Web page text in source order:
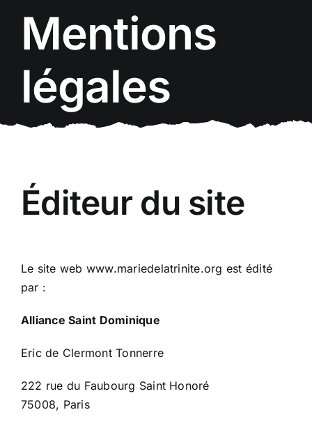
contenuMentions
légales
Éditeur du site
Le site web www.mariedelatrinite.org est édité
par :
Alliance Saint Dominique
Eric de Clermont Tonnerre
222 rue du Faubourg Saint Honoré
75008, Paris